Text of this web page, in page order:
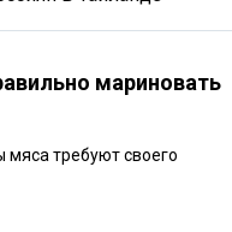
мариновать
требуют своего